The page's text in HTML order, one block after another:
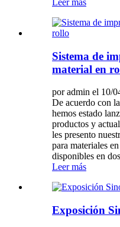
Leer más
Sistema de
material en
por admin el 10/
De acuerdo con
hemos estado
productos y
les presento
para materiales
disponibles en
Leer más
Exposición